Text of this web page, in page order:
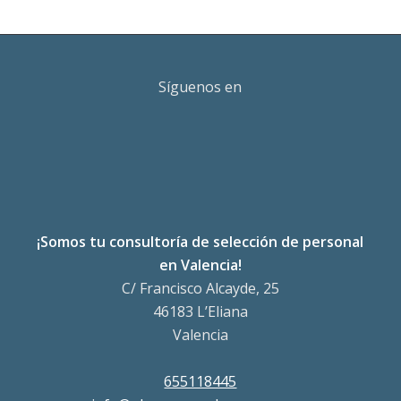
Síguenos en
¡Somos tu consultoría de selección de personal
en Valencia!
C/ Francisco Alcayde, 25
46183 L’Eliana
Valencia
655118445